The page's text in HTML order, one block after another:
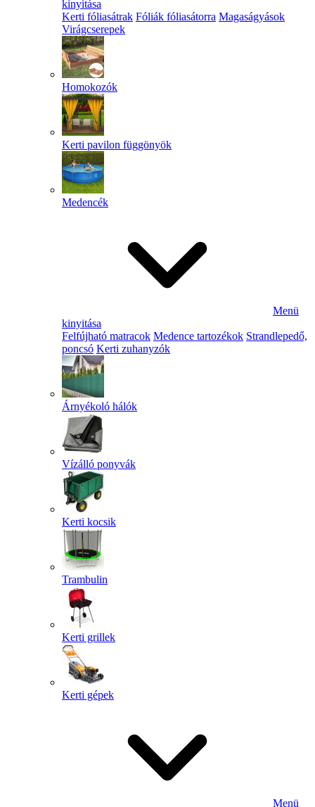
kinyitása
Kerti fóliasátrak Fóliák fóliasátorra Magaságyások
Virágcserepek
Homokozók
Kerti pavilon függönyök
Medencék
Menü
kinyitása
Felfújható matracok Medence tartozékok Strandlepedő,
poncsó Kerti zuhanyzók
Árnyékoló hálók
Vízálló ponyvák
Kerti kocsik
Trambulin
Kerti grillek
Kerti gépek
Menü